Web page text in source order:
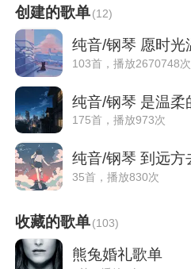
创建的歌单(12)
纯音/钢琴 愿时光
103首，播放2670748次
纯音/钢琴 是温柔
175首，播放973次
纯音/钢琴 到远方
35首，播放830次
收藏的歌单(103)
熊兔婚礼歌单